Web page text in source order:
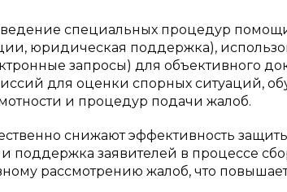
специальных процедур
юридическая поддержка),
запросы) для объективного
для оценки спорных ситуаций,
и процедур подачи жалоб.
снижают эффективность
заявителей в процессе
рассмотрению жалоб, что